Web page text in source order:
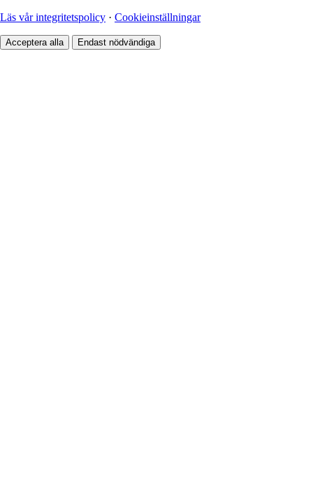
Läs vår integritetspolicy · Cookieinställningar
Acceptera alla Endast nödvändiga